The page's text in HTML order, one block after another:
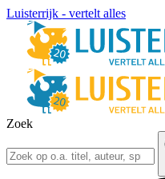
Luisterrijk - vertelt alles
Zoek